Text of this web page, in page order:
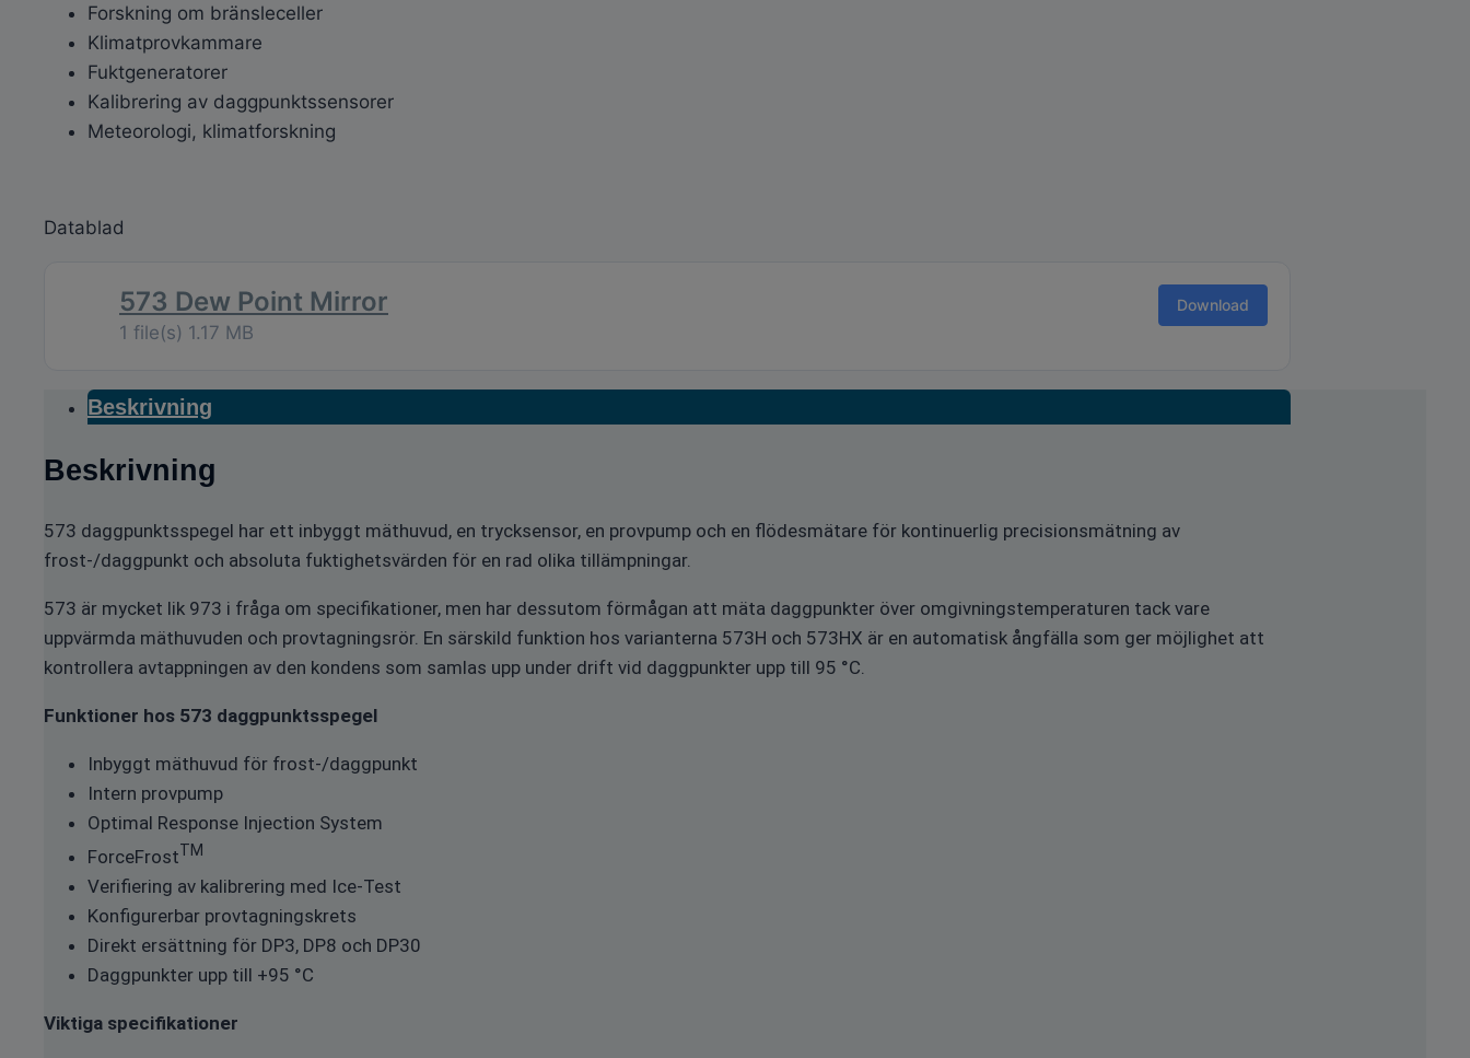
Forskning om bränsleceller
Klimatprovkammare
Fuktgeneratorer
Kalibrering av daggpunktssensorer
Meteorologi, klimatforskning
Datablad
573 Dew Point Mirror
1 file(s) 1.17 MB
Download
Beskrivning
Beskrivning
573 daggpunktsspegel har ett inbyggt mäthuvud, en trycksensor, en provpump och en flödesmätare för kontinuerlig precisionsmätning av
frost-/daggpunkt och absoluta fuktighetsvärden för en rad olika tillämpningar.
573 är mycket lik 973 i fråga om specifikationer, men har dessutom förmågan att mäta daggpunkter över omgivningstemperaturen tack vare
uppvärmda mäthuvuden och provtagningsrör. En särskild funktion hos varianterna 573H och 573HX är en automatisk ångfälla som ger möjlighet att
kontrollera avtappningen av den kondens som samlas upp under drift vid daggpunkter upp till 95 °C.
Funktioner hos 573 daggpunktsspegel
Inbyggt mäthuvud för frost-/daggpunkt
Intern provpump
Optimal Response Injection System
ForceFrostTM
Verifiering av kalibrering med Ice-Test
Konfigurerbar provtagningskrets
Direkt ersättning för DP3, DP8 och DP30
Daggpunkter upp till +95 °C
Viktiga specifikationer